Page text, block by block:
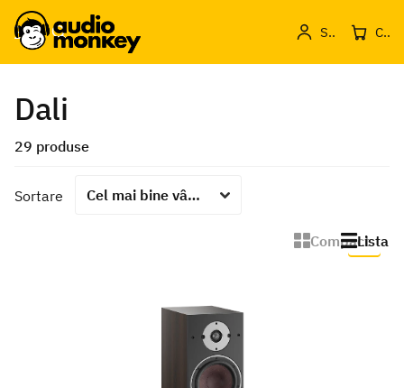
Sign in Cos de produse
Dali
29 produse
CompactLista
Sortare